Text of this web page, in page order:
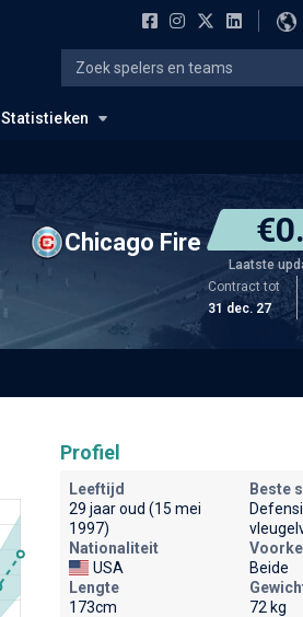
Statistieken
Chicago Fire
Laatste
Contract tot
31 dec. 27
Profiel
Leeftijd
29 jaar oud (15 mei
1997)
Beste
Nationaliteit
USA
Beide
Lengte
173cm
72 kg